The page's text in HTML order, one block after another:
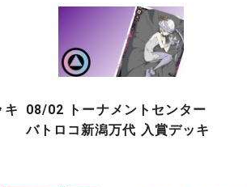
08/02 トーナメントセンター
バトロコ新潟万代 入賞デッキ